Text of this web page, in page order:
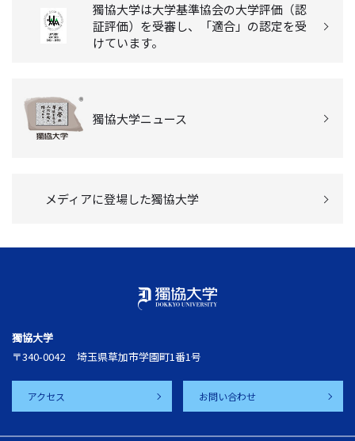
獨協大学は大学基準協会の大学評価（認
証評価）を受審し、「適合」の認定を受
けています。
獨協大学ニュース
メディアに登場した獨協大学
獨協大学
〒340-0042
埼玉県草加市学園町1番1号
アクセス お問い合わせ